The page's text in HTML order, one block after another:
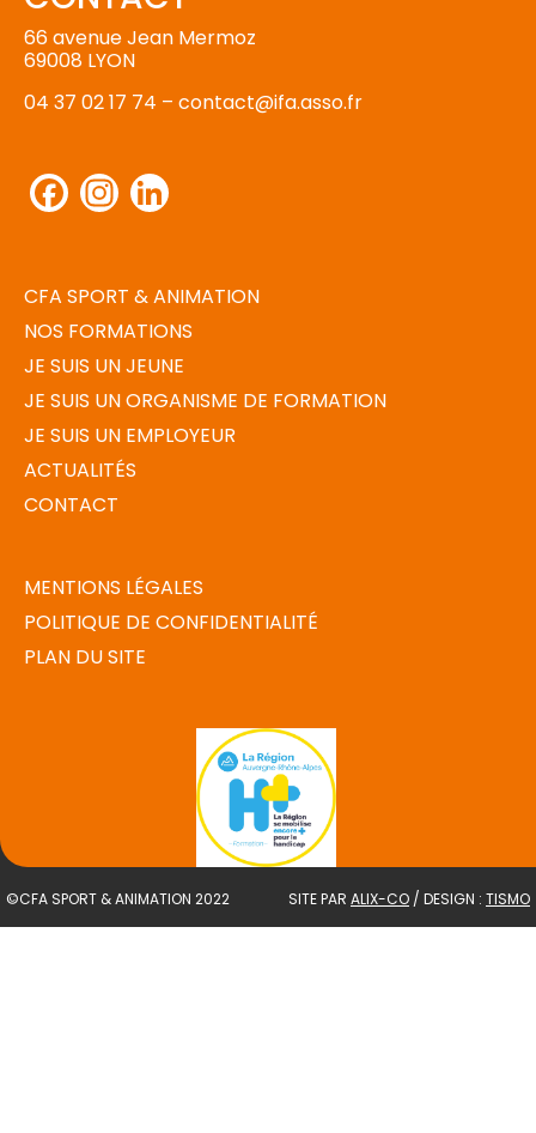
66 avenue Jean Mermoz
69008 LYON
04 37 02 17 74 – contact@ifa.asso.fr
CFA SPORT & ANIMATION
NOS FORMATIONS
JE SUIS UN JEUNE
JE SUIS UN ORGANISME DE FORMATION
JE SUIS UN EMPLOYEUR
ACTUALITÉS
CONTACT
MENTIONS LÉGALES
POLITIQUE DE CONFIDENTIALITÉ
PLAN DU SITE
©CFA SPORT & ANIMATION 2022 SITE PAR ALIX-CO / DESIGN : TISMO